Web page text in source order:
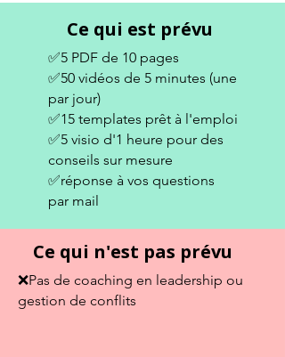
Ce qui est prévu
✅5 PDF de 10 pages
✅50 vidéos de 5 minutes (une
par jour)
✅15 templates prêt à l'emploi
✅5 visio d'1 heure pour des
conseils sur mesure
✅réponse à vos questions
par mail
Ce qui n'est pas prévu
❌Pas de coaching en leadership ou
gestion de conflits